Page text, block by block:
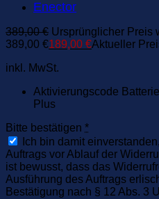
389,00€ Ursprünglicher Preis
389,00 €189,00 €Aktueller
inkl. MwSt.
Aktivierungscode
Plus
Bitte bestätigen *
Ich bin damit
Auftrags vor Ablauf der
ist bewusst, dass das
Ausführung des Auftrags
Bestätigung nach § 12 Abs. 3